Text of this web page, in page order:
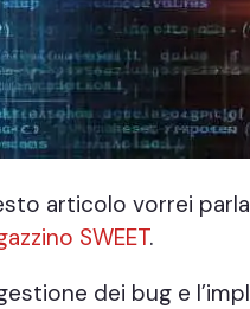
articolo vorrei
SWEET.
dei bug e